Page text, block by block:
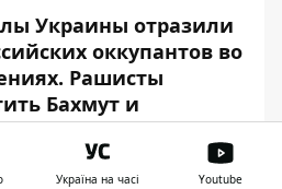
Украины отразили
оккупантов во
Рашисты
Бахмут и
ТЭС.
Информаторсо
Україна на часі Youtube